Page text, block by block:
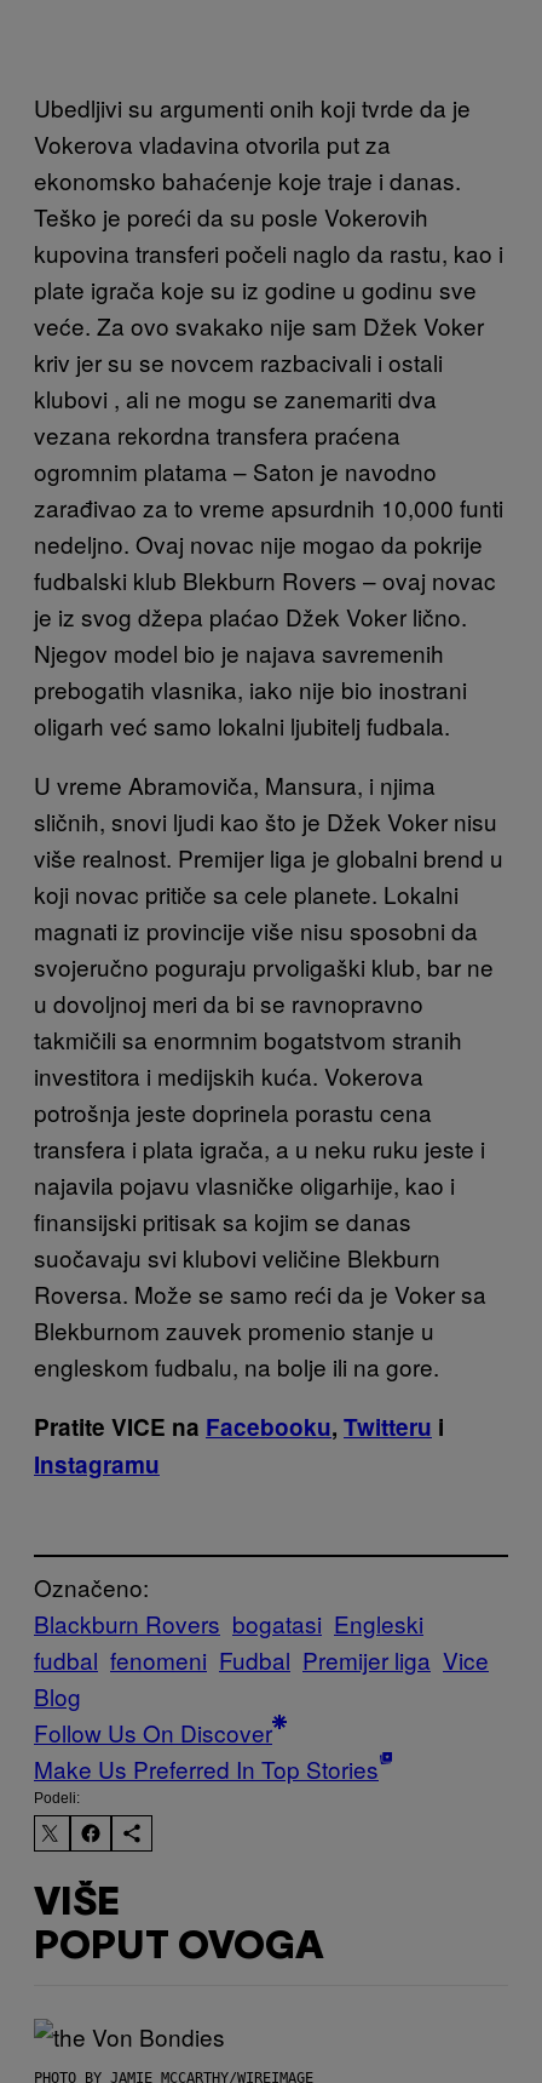
Ubedljivi su argumenti onih koji tvrde da je
Vokerova vladavina otvorila put za
ekonomsko bahaćenje koje traje i danas.
Teško je poreći da su posle Vokerovih
kupovina transferi počeli naglo da rastu, kao i
plate igrača koje su iz godine u godinu sve
veće. Za ovo svakako nije sam Džek Voker
kriv jer su se novcem razbacivali i ostali
klubovi , ali ne mogu se zanemariti dva
vezana rekordna transfera praćena
ogromnim platama – Saton je navodno
zarađivao za to vreme apsurdnih 10,000 funti
nedeljno. Ovaj novac nije mogao da pokrije
fudbalski klub Blekburn Rovers – ovaj novac
je iz svog džepa plaćao Džek Voker lično.
Njegov model bio je najava savremenih
prebogatih vlasnika, iako nije bio inostrani
oligarh već samo lokalni ljubitelj fudbala.
U vreme Abramoviča, Mansura, i njima
sličnih, snovi ljudi kao što je Džek Voker nisu
više realnost. Premijer liga je globalni brend u
koji novac pritiče sa cele planete. Lokalni
magnati iz provincije više nisu sposobni da
svojeručno poguraju prvoligaški klub, bar ne
u dovoljnoj meri da bi se ravnopravno
takmičili sa enormnim bogatstvom stranih
investitora i medijskih kuća. Vokerova
potrošnja jeste doprinela porastu cena
transfera i plata igrača, a u neku ruku jeste i
najavila pojavu vlasničke oligarhije, kao i
finansijski pritisak sa kojim se danas
suočavaju svi klubovi veličine Blekburn
Roversa. Može se samo reći da je Voker sa
Blekburnom zauvek promenio stanje u
engleskom fudbalu, na bolje ili na gore.
Pratite VICE na Facebooku, Twitteru i
Instagramu
Označeno:
Blackburn Rovers bogatasi Engleski
fudbal fenomeni Fudbal Premijer liga Vice
Blog
Follow Us On Discover
Make Us Preferred In Top Stories
Podeli:
VIŠE
POPUT OVOGA
PHOTO BY JAMIE MCCARTHY/WIREIMAGE